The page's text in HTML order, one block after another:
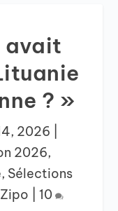
avait
? »
2026
2026,
, Sélections
Zipo 10